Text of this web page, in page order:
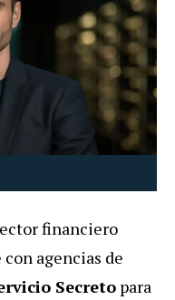
financiero
agencias de
Secreto para